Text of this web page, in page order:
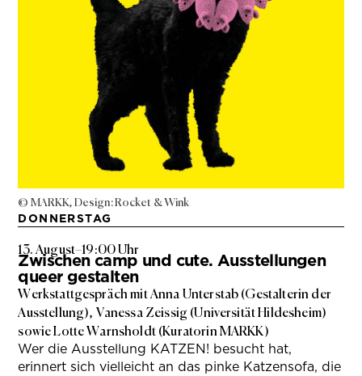
© MARKK, Design: Rocket & Wink
DONNERSTAG
13. August–19:00 Uhr
Zwischen camp und cute. Ausstellungen
queer gestalten
Werkstattgespräch mit Anna Unterstab (Gestalterin der
Ausstellung), Vanessa Zeissig (Universität Hildesheim)
sowie Lotte Warnsholdt (Kuratorin MARKK)
Wer die Ausstellung KATZEN! besucht hat,
erinnert sich vielleicht an das pinke Katzensofa, die